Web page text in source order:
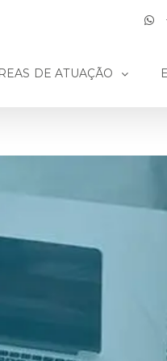
DE ATUAÇÃO